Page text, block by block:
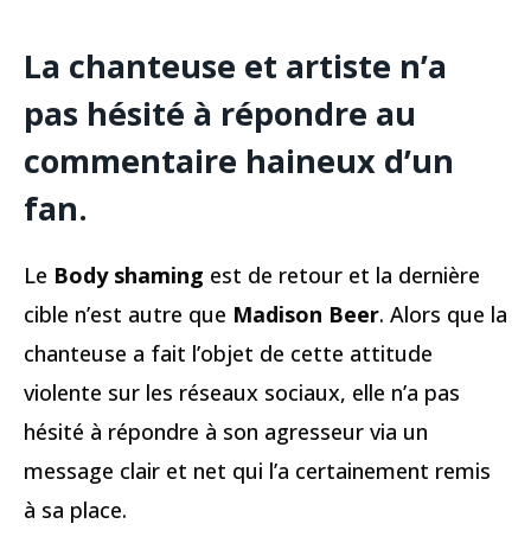
La chanteuse et artiste n’a
pas hésité à répondre au
commentaire haineux d’un
fan.
Le Body shaming est de retour et la dernière
cible n’est autre que Madison Beer. Alors que la
chanteuse a fait l’objet de cette attitude
violente sur les réseaux sociaux, elle n’a pas
hésité à répondre à son agresseur via un
message clair et net qui l’a certainement remis
à sa place.